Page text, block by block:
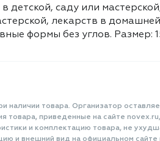
детской, саду или
лекарств в
формы без углов. Размер:
наличии товара. Организатор
приведенные на сайте
и комплектацию товара, не
и внешний вид на официальном